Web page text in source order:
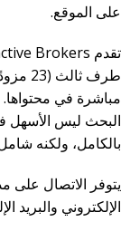
على الموقع.
طرف
مباشرة في محتواها.
البحث ليس الأسهل
بالكامل، ولكنه
يتوفر الاتصال على
الإلكتروني والبريد